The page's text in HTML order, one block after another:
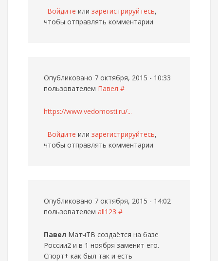
Войдите или зарегистрируйтесь,
чтобы отправлять комментарии
Опубликовано 7 октября, 2015 - 10:33
пользователем Павел #
https://www.vedomosti.ru/...
Войдите или зарегистрируйтесь,
чтобы отправлять комментарии
Опубликовано 7 октября, 2015 - 14:02
пользователем all123 #
Павел МатчТВ создаётся на базе
России2 и в 1 ноября заменит его.
Спорт+ как был так и есть